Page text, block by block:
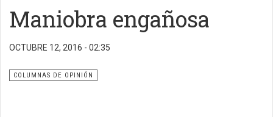
Maniobra engañosa
OCTUBRE 12, 2016 - 02:35
COLUMNAS DE OPINIÓN